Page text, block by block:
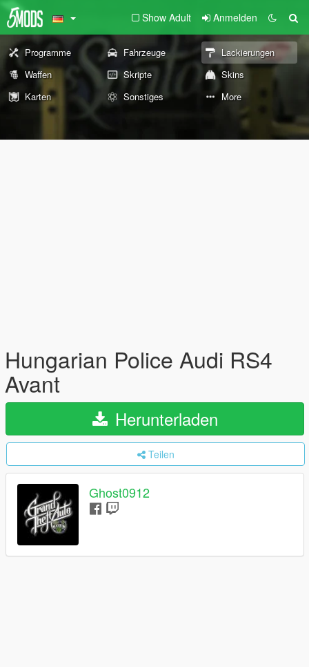
Show Adult Anmelden
Programme Fahrzeuge
Lackierungen
Waffen
Skripte
Skins
Karten
Sonstiges More
Hungarian Police Audi RS4
Avant
Herunterladen
Teilen
Ghost0912